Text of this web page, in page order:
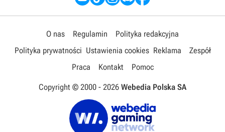
O nas Regulamin
Polityka redakcyjna
Polityka prywatności Ustawienia cookies Reklama
Zespół
Praca
Kontakt Pomoc
Copyright © 2000 - 2026 Webedia Polska SA